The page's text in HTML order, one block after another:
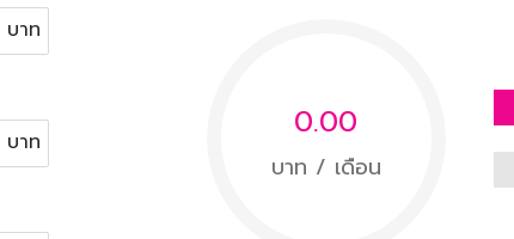
บาท
บาท 0.00
บาท / เดือน